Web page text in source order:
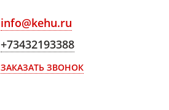
info@kehu.ru
+73432193388
ЗАКАЗАТЬ ЗВОНОК